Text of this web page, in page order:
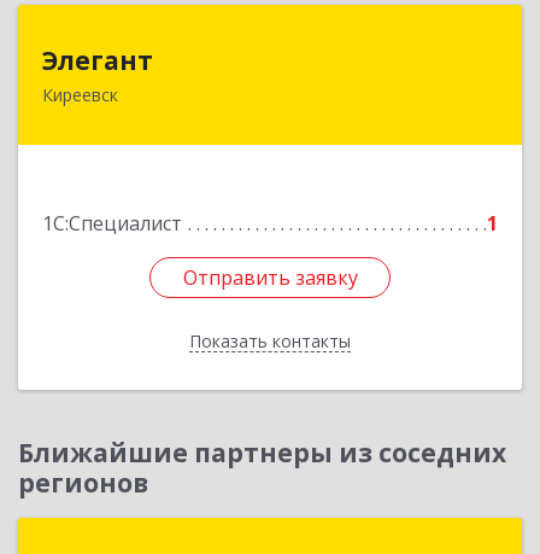
Элегант
Киреевск
1С:Специалист 1
Отправить заявку
Показать контакты
301262, Тульская обл, Киреевск г, Чехова ул,
Отправить заявку
Назад
Ближайшие партнеры из соседних
регионов